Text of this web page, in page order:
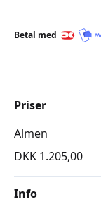
Betal med
Priser
Almen
DKK 1.205,00
Info